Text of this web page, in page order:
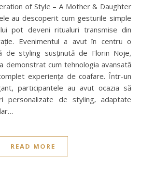
of Style – A Mother & Daughter
au descoperit cum gesturile simple
pot deveni ritualuri transmise din
Evenimentul a avut în centru o
de styling susținută de Florin Noje,
demonstrat cum tehnologia avansată
experiența de coafare. Într-un
participantele au avut ocazia să
personalizate de styling, adaptate
READ MORE